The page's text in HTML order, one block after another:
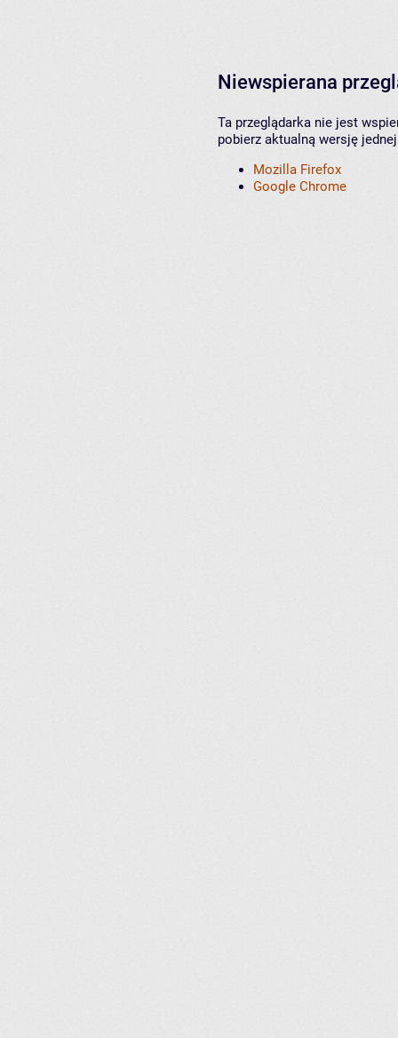
Niewspierana
Ta przeglądarka nie jest
pobierz aktualną wersję
Mozilla Firefox
Google Chrome